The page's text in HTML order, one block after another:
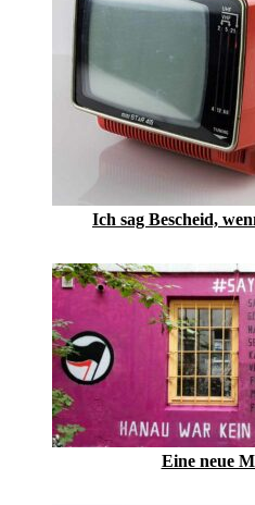
Ich sag Bescheid,
Eine neue